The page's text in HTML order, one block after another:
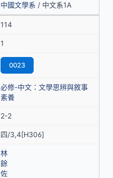
中國文學系 / 中文系1A
114
1
0023
必修-中文：文學思辨與敘事
素養
2-2
四/3,4[H306]
林
餘
佐